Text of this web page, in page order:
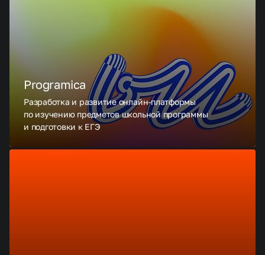
Programica
Разработка и развитие онлайн-платформы
по изучению предметов школьной программы
и подготовки к ЕГЭ